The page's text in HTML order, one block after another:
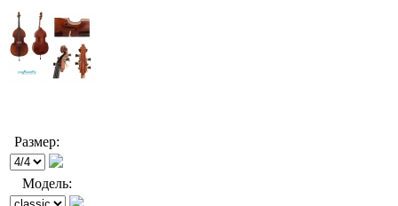
Размер:
Модель: